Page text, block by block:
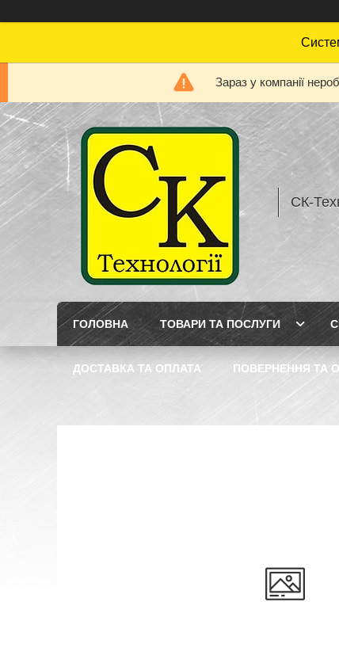
Зараз у компанії
СК-
ГОЛОВНА ТОВАРИ ТА ПОСЛУГИ
ДОСТАВКА ТА ОПЛАТА ПОВЕРНЕННЯ ТА